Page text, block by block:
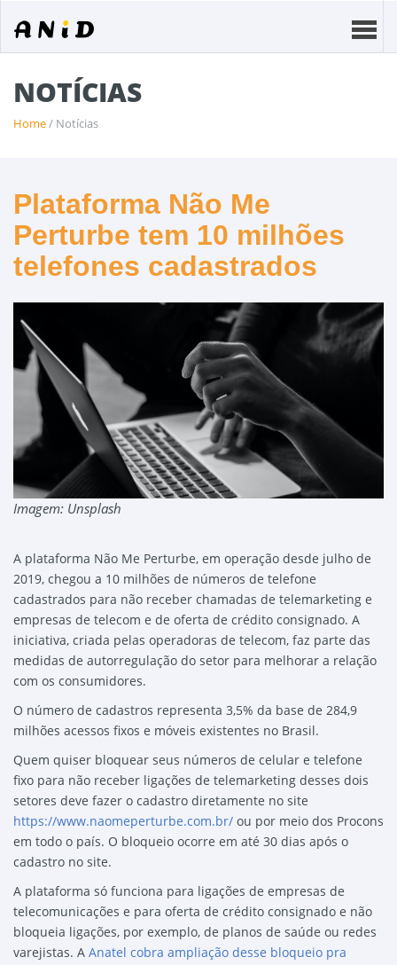
NOTÍCIAS
Home/ Notícias
Plataforma Não Me
Perturbe tem 10 milhões
telefones cadastrados
Imagem: Unsplash
A plataforma Não Me Perturbe, em operação desde julho de
2019, chegou a 10 milhões de números de telefone
cadastrados para não receber chamadas de telemarketing e
empresas de telecom e de oferta de crédito consignado. A
iniciativa, criada pelas operadoras de telecom, faz parte das
medidas de autorregulação do setor para melhorar a relação
com os consumidores.
O número de cadastros representa 3,5% da base de 284,9
milhões acessos fixos e móveis existentes no Brasil.
Quem quiser bloquear seus números de celular e telefone
fixo para não receber ligações de telemarketing desses dois
setores deve fazer o cadastro diretamente no site
https://www.naomeperturbe.com.br/ ou por meio dos Procons
em todo o país. O bloqueio ocorre em até 30 dias após o
cadastro no site.
A plataforma só funciona para ligações de empresas de
telecomunicações e para oferta de crédito consignado e não
bloqueia ligações, por exemplo, de planos de saúde ou redes
varejistas. A Anatel cobra ampliação desse bloqueio pra